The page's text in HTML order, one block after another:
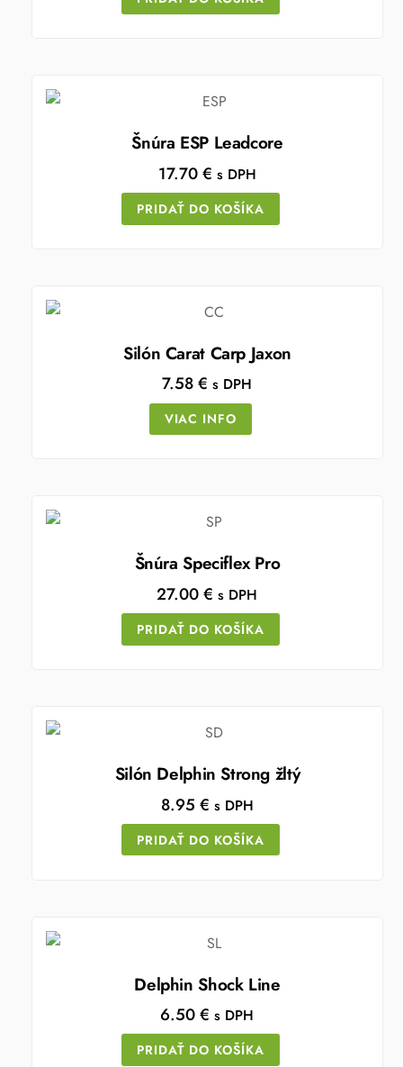
Šnúra ESP Leadcore
17.70€ s DPH
PRIDAŤ DO KOŠÍKA
Silón Carat Carp Jaxon
7.58€ s DPH
VIAC INFO
Šnúra Speciflex Pro
27.00€ s DPH
PRIDAŤ DO KOŠÍKA
Silón Delphin Strong žltý
8.95 € s DPH
PRIDAŤ DO KOŠÍKA
Delphin Shock Line
6.50€ s DPH
PRIDAŤ DO KOŠÍKA